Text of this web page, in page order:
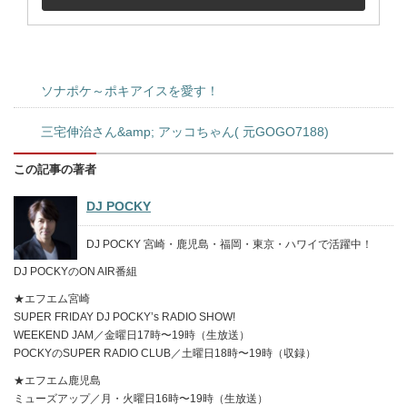
ソナポケ～ポキアイスを愛す！
三宅伸治さん&amp; アッコちゃん( 元GOGO7188)
この記事の著者
DJ POCKY
DJ POCKY 宮崎・鹿児島・福岡・東京・ハワイで活躍中！
DJ POCKYのON AIR番組
★エフエム宮崎
SUPER FRIDAY DJ POCKY’s RADIO SHOW!
WEEKEND JAM／金曜日17時〜19時（生放送）
POCKYのSUPER RADIO CLUB／土曜日18時〜19時（収録）
★エフエム鹿児島
ミューズアップ／月・火曜日16時〜19時（生放送）